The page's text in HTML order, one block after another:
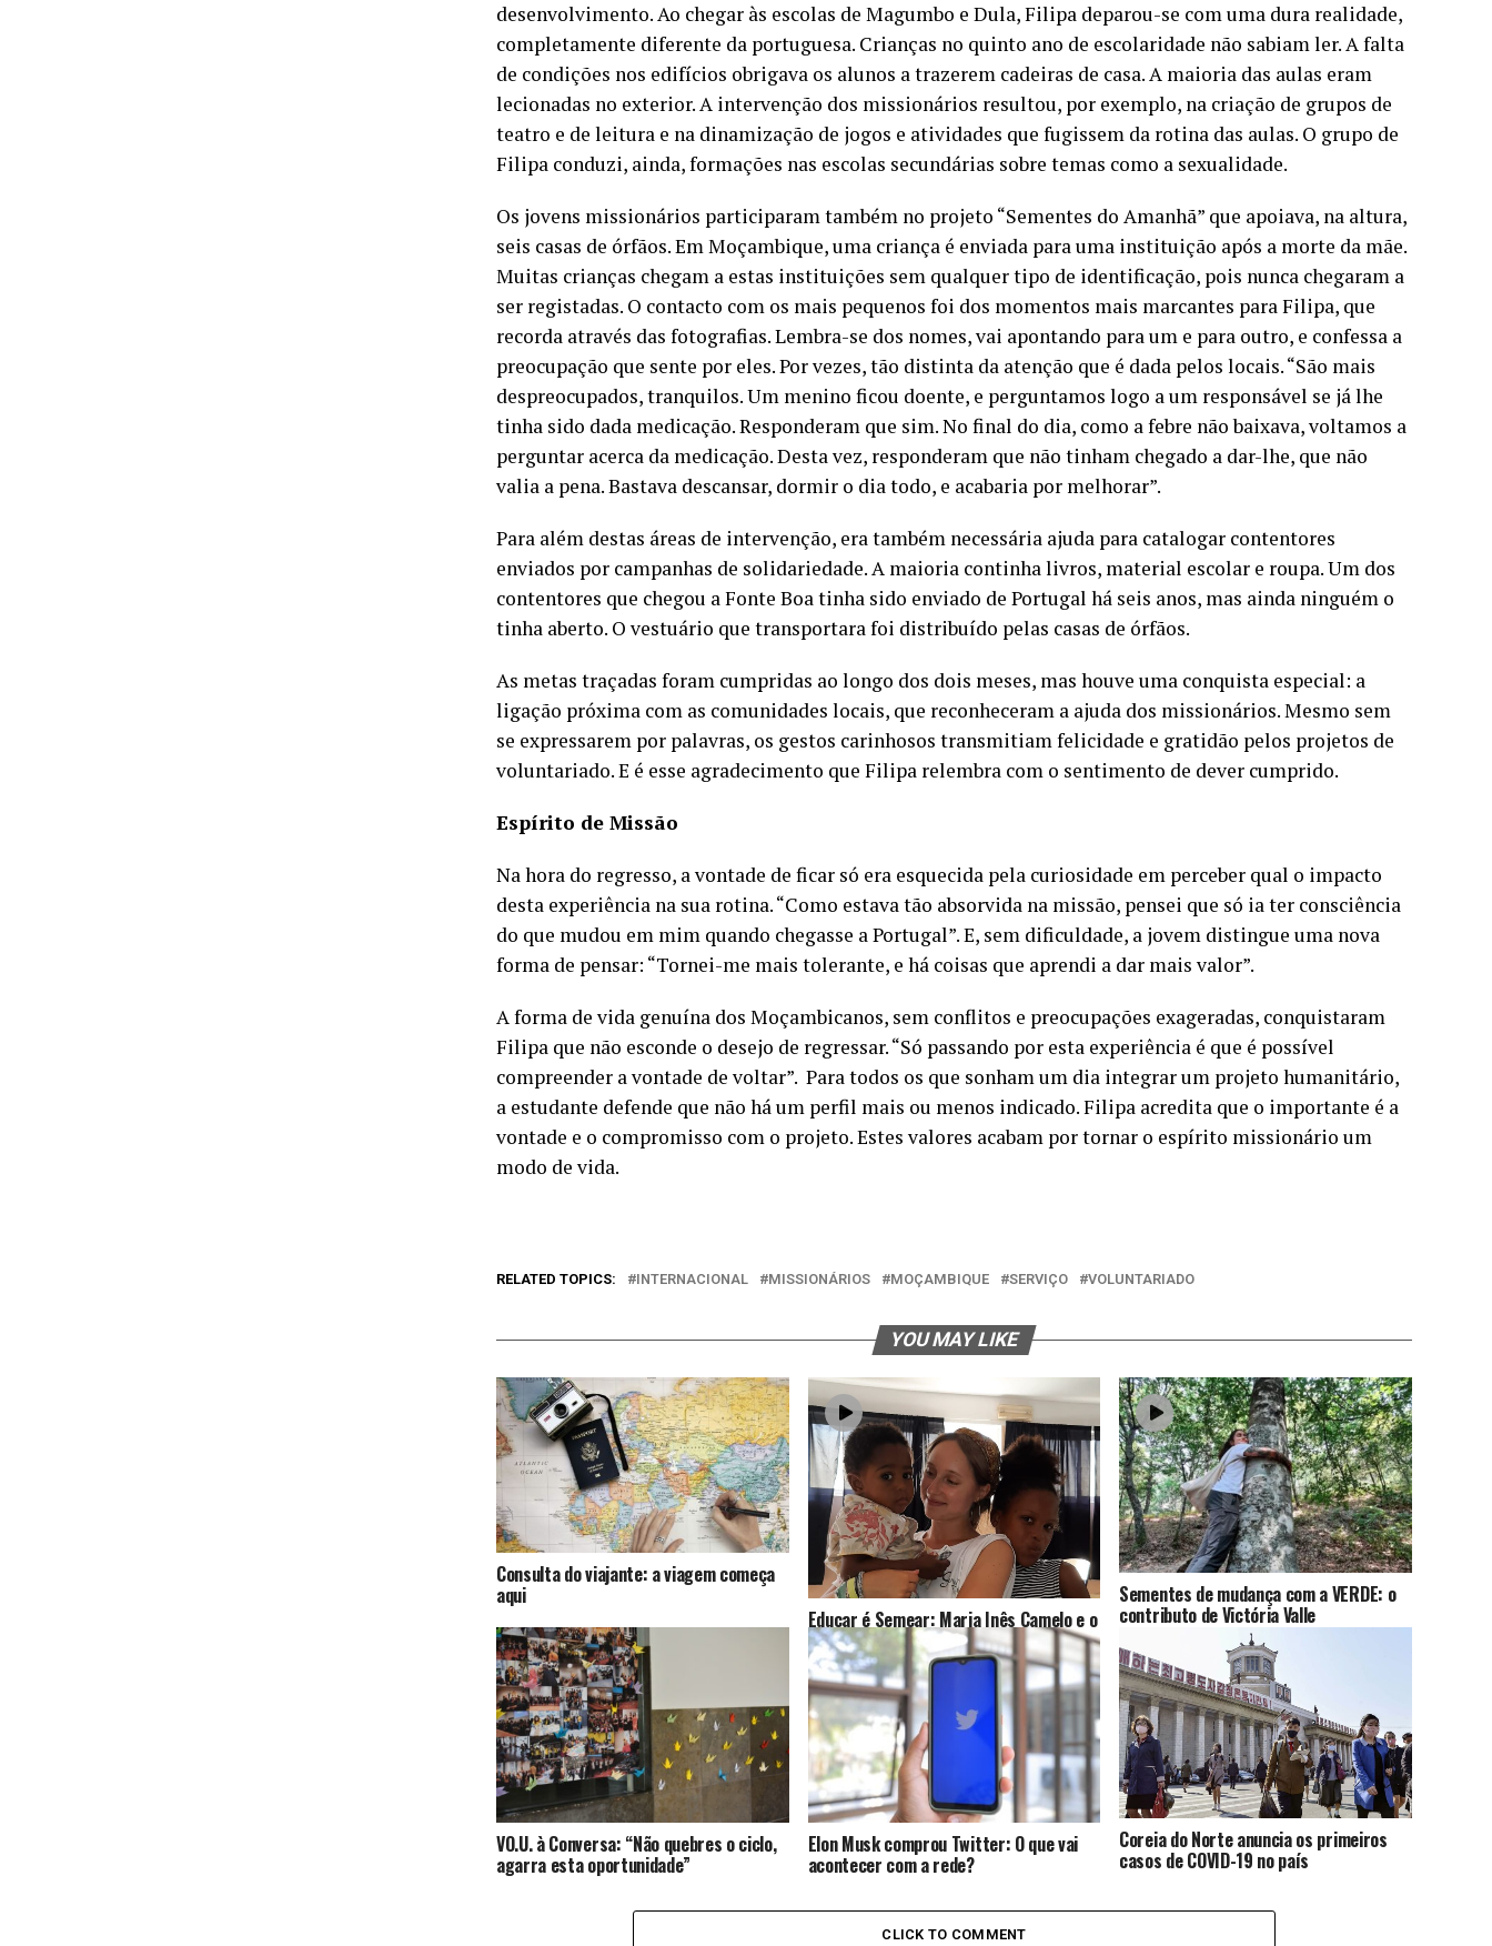
desenvolvimento. Ao chegar às escolas de Magumbo e Dula, Filipa deparou-se com uma dura realidade,
completamente diferente da portuguesa. Crianças no quinto ano de escolaridade não sabiam ler. A falta
de condições nos edifícios obrigava os alunos a trazerem cadeiras de casa. A maioria das aulas eram
lecionadas no exterior. A intervenção dos missionários resultou, por exemplo, na criação de grupos de
teatro e de leitura e na dinamização de jogos e atividades que fugissem da rotina das aulas. O grupo de
Filipa conduzi, ainda, formações nas escolas secundárias sobre temas como a sexualidade.
Os jovens missionários participaram também no projeto “Sementes do Amanhã” que apoiava, na altura,
seis casas de órfãos. Em Moçambique, uma criança é enviada para uma instituição após a morte da mãe.
Muitas crianças chegam a estas instituições sem qualquer tipo de identificação, pois nunca chegaram a
ser registadas. O contacto com os mais pequenos foi dos momentos mais marcantes para Filipa, que
recorda através das fotografias. Lembra-se dos nomes, vai apontando para um e para outro, e confessa a
preocupação que sente por eles. Por vezes, tão distinta da atenção que é dada pelos locais. “São mais
despreocupados, tranquilos. Um menino ficou doente, e perguntamos logo a um responsável se já lhe
tinha sido dada medicação. Responderam que sim. No final do dia, como a febre não baixava, voltamos a
perguntar acerca da medicação. Desta vez, responderam que não tinham chegado a dar-lhe, que não
valia a pena. Bastava descansar, dormir o dia todo, e acabaria por melhorar”.
Para além destas áreas de intervenção, era também necessária ajuda para catalogar contentores
enviados por campanhas de solidariedade. A maioria continha livros, material escolar e roupa. Um dos
contentores que chegou a Fonte Boa tinha sido enviado de Portugal há seis anos, mas ainda ninguém o
tinha aberto. O vestuário que transportara foi distribuído pelas casas de órfãos.
As metas traçadas foram cumpridas ao longo dos dois meses, mas houve uma conquista especial: a
ligação próxima com as comunidades locais, que reconheceram a ajuda dos missionários. Mesmo sem
se expressarem por palavras, os gestos carinhosos transmitiam felicidade e gratidão pelos projetos de
voluntariado. E é esse agradecimento que Filipa relembra com o sentimento de dever cumprido.
Espírito de Missão
Na hora do regresso, a vontade de ficar só era esquecida pela curiosidade em perceber qual o impacto
desta experiência na sua rotina. “Como estava tão absorvida na missão, pensei que só ia ter consciência
do que mudou em mim quando chegasse a Portugal”. E, sem dificuldade, a jovem distingue uma nova
forma de pensar: “Tornei-me mais tolerante, e há coisas que aprendi a dar mais valor”.
A forma de vida genuína dos Moçambicanos, sem conflitos e preocupações exageradas, conquistaram
Filipa que não esconde o desejo de regressar. “Só passando por esta experiência é que é possível
compreender a vontade de voltar”. Para todos os que sonham um dia integrar um projeto humanitário,
a estudante defende que não há um perfil mais ou menos indicado. Filipa acredita que o importante é a
vontade e o compromisso com o projeto. Estes valores acabam por tornar o espírito missionário um
modo de vida.
RELATED TOPICS: INTERNACIONAL MISSIONÁRIOS MOÇAMBIQUE SERVIÇO VOLUNTARIADO
YOU MAY LIKE
Consulta do viajante: a viagem começa
aqui
Educar é Semear: Maria Inês Camelo e o
voluntariado
Sementes de mudança com a VERDE: o
contributo de Victória Valle
VO.U. à Conversa: “Não quebres o ciclo,
agarra esta oportunidade”
Elon Musk comprou Twitter: O que vai
acontecer com a rede?
Coreia do Norte anuncia os primeiros
casos de COVID-19 no país
CLICK TO COMMENT